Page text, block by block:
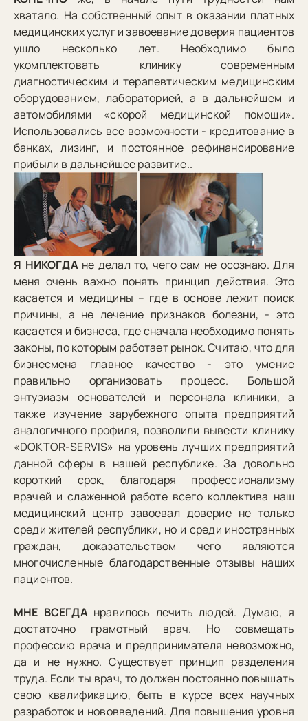
хватало. На собственный опыт в оказании платных
медицинских услуг и завоевание доверия пациентов
ушло несколько лет. Необходимо было
укомплектовать клинику современным
диагностическим и терапевтическим медицинским
оборудованием, лабораторией, а в дальнейшем и
автомобилями «скорой медицинской помощи».
Использовались все возможности - кредитование в
банках, лизинг, и постоянное рефинансирование
прибыли в дальнейшее развитие..
Я НИКОГДАне делал то, чего сам не осознаю. Для
меня очень важно понять принцип действия. Это
касается и медицины – где в основе лежит поиск
причины, а не лечение признаков болезни, - это
касается и бизнеса, где сначала необходимо понять
законы, по которым работает рынок. Считаю, что для
бизнесмена главное качество - это умение
правильно организовать процесс. Большой
энтузиазм основателей и персонала клиники, а
также изучение зарубежного опыта предприятий
аналогичного профиля, позволили вывести клинику
«DOKTOR-SERVIS» на уровень лучших предприятий
данной сферы в нашей республике. За довольно
короткий срок, благодаря профессионализму
врачей и слаженной работе всего коллектива наш
медицинский центр завоевал доверие не только
среди жителей республики, но и среди иностранных
граждан, доказательством чего являются
многочисленные благодарственные отзывы наших
пациентов.
МНЕ ВСЕГДАнравилось лечить людей. Думаю, я
достаточно грамотный врач. Но совмещать
профессию врача и предпринимателя невозможно,
да и не нужно. Существует принцип разделения
труда. Если ты врач, то должен постоянно повышать
свою квалификацию, быть в курсе всех научных
разработок и нововведений. Для повышения уровня